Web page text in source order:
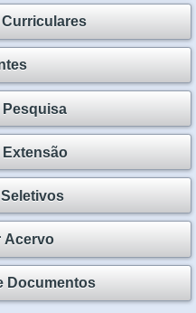
Pesquisa
Extensão
Acervo
Documentos